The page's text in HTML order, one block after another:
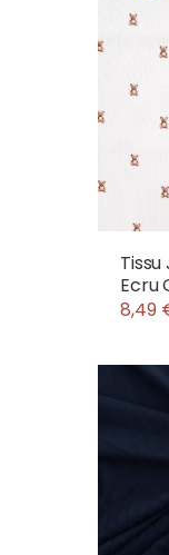
Ecru
8,49